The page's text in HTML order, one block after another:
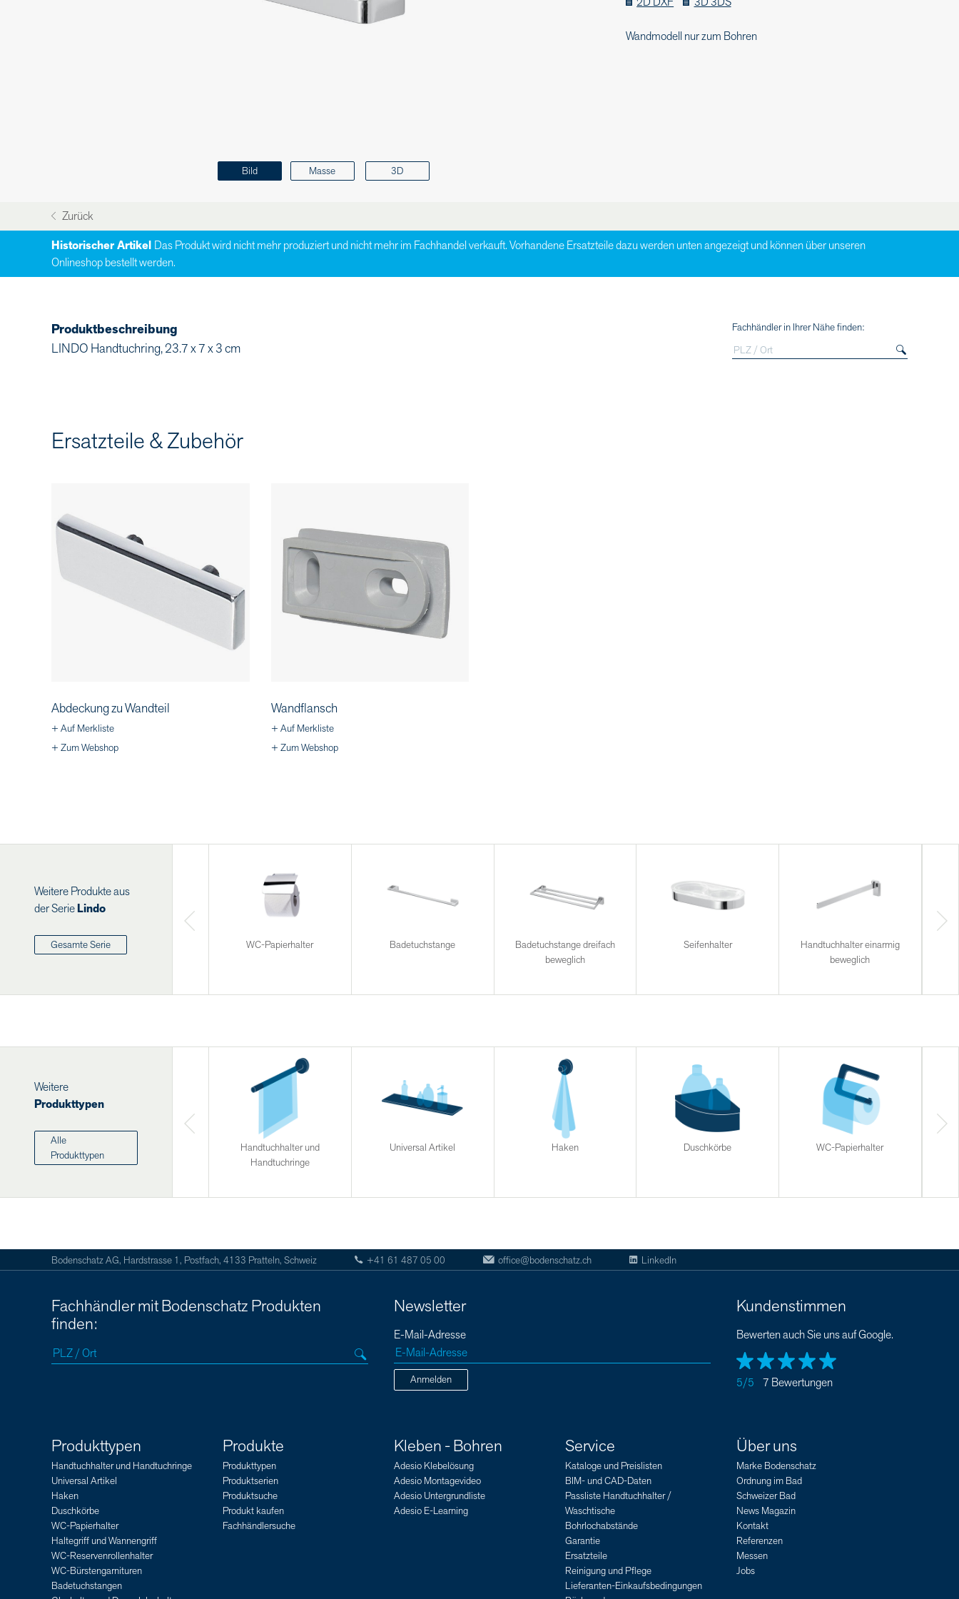
Bild Masse 3D
Wandmodell nur zum Bohren
Zurück
Historischer Artikel Das Produkt wird nicht mehr produziert und nicht mehr im Fachhandel verkauft. Vorhandene Ersatzteile dazu werden unten angezeigt und können über unseren
Onlineshop bestellt werden.
Produktbeschreibung
LINDO Handtuchring, 23.7 x 7 x 3 cm
Fachhändler in Ihrer Nähe finden:
Ersatzteile & Zubehör
Abdeckung zu Wandteil
+ Auf Merkliste
+ Zum Webshop
Wandflansch
+ Auf Merkliste
+ Zum Webshop
Weitere Produkte aus
der SerieLindo
Gesamte Serie WC-Papierhalter Badetuchstange
Badetuchstange dreifach
beweglich
Seifenhalter
Handtuchhalter einarmig
beweglich
Weitere
Produkttypen
Alle
Produkttypen
Handtuchhalter und
Handtuchringe
Universal Artikel Haken Duschkörbe WC-Papierhalter
Bodenschatz AG, Hardstrasse 1, Postfach, 4133 Pratteln, Schweiz +41 61 487 05 00 office@bodenschatz.ch LinkedIn
Fachhändler mit Bodenschatz Produkten
finden:
Newsletter
E-Mail-Adresse
Anmelden
Kundenstimmen
Bewerten auch Sie uns auf Google.
5/5 7 Bewertungen
Produkttypen
Handtuchhalter und Handtuchringe
Universal Artikel
Haken
Duschkörbe
WC-Papierhalter
Haltegriff und Wannengriff
WC-Reservenrollenhalter
WC-Bürstengarnituren
Badetuchstangen
Produkte
Produkttypen
Produktserien
Produktsuche
Produkt kaufen
Fachhändlersuche
Kleben - Bohren
Adesio Klebelösung
Adesio Montagevideo
Adesio Untergrundliste
Adesio E-Learning
Service
Kataloge und Preislisten
BIM- und CAD-Daten
Passliste Handtuchhalter /
Waschtische
Bohrlochabstände
Garantie
Ersatzteile
Reinigung und Pflege
Lieferanten-Einkaufsbedingungen
Über uns
Marke Bodenschatz
Ordnung im Bad
Schweizer Bad
News Magazin
Kontakt
Referenzen
Messen
Jobs